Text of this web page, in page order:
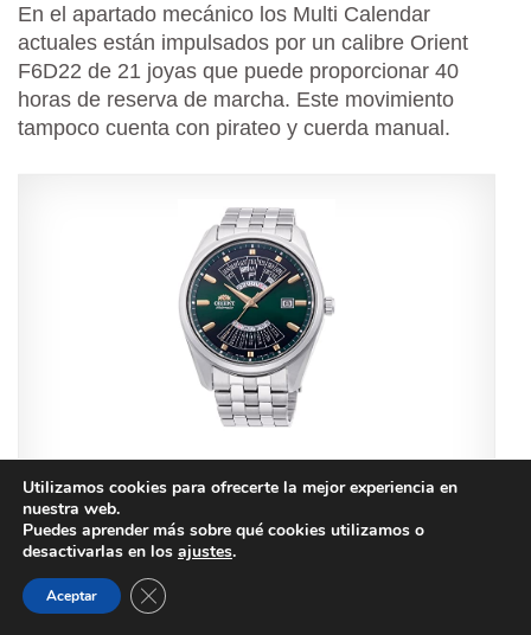
En el apartado mecánico los Multi Calendar
actuales están impulsados por un calibre Orient
F6D22 de 21 joyas que puede proporcionar 40
horas de reserva de marcha. Este movimiento
tampoco cuenta con pirateo y cuerda manual.
Acero inoxidable
Cristal mineral
Calibre Orient F6D22
21 joyas
40 horas de reserva de marcha
Utilizamos cookies para ofrecerte la mejor experiencia en
nuestra web.
Puedes aprender más sobre qué cookies utilizamos o
desactivarlas en los ajustes.
Aceptar CERRAR EL BANNER DE COOKIES RGPD